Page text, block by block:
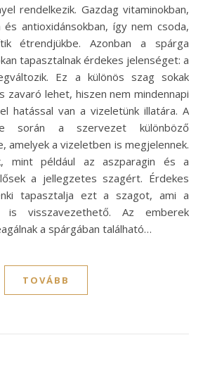
rendelkezik. Gazdag vitaminokban,
és antioxidánsokban, így nem csoda,
étrendjükbe. Azonban a spárga
tapasztalnak érdekes jelenséget: a
Ez a különös szag sokak
zavaró lehet, hiszen nem mindennapi
hatással van a vizeletünk illatára. A
során a szervezet különböző
amelyek a vizeletben is megjelennek.
mint például az aszparagin és a
a jellegzetes szagért. Érdekes
tapasztalja ezt a szagot, ami a
is visszavezethető. Az emberek
a spárgában található…
TOVÁBB